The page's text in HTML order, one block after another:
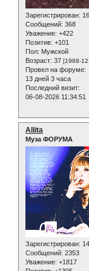
Зарегистрирован:
Сообщений: 368
Уважение: +422
Позитив: +101
Пол: Мужской
Возраст: 37 [1988-
Провел на форуме:
13 дней 3 часа
Последний визит:
06-08-2026 11:34:51
Allita
Муза ФОРУМА
Зарегистрирован:
Сообщений: 2353
Уважение: +1817